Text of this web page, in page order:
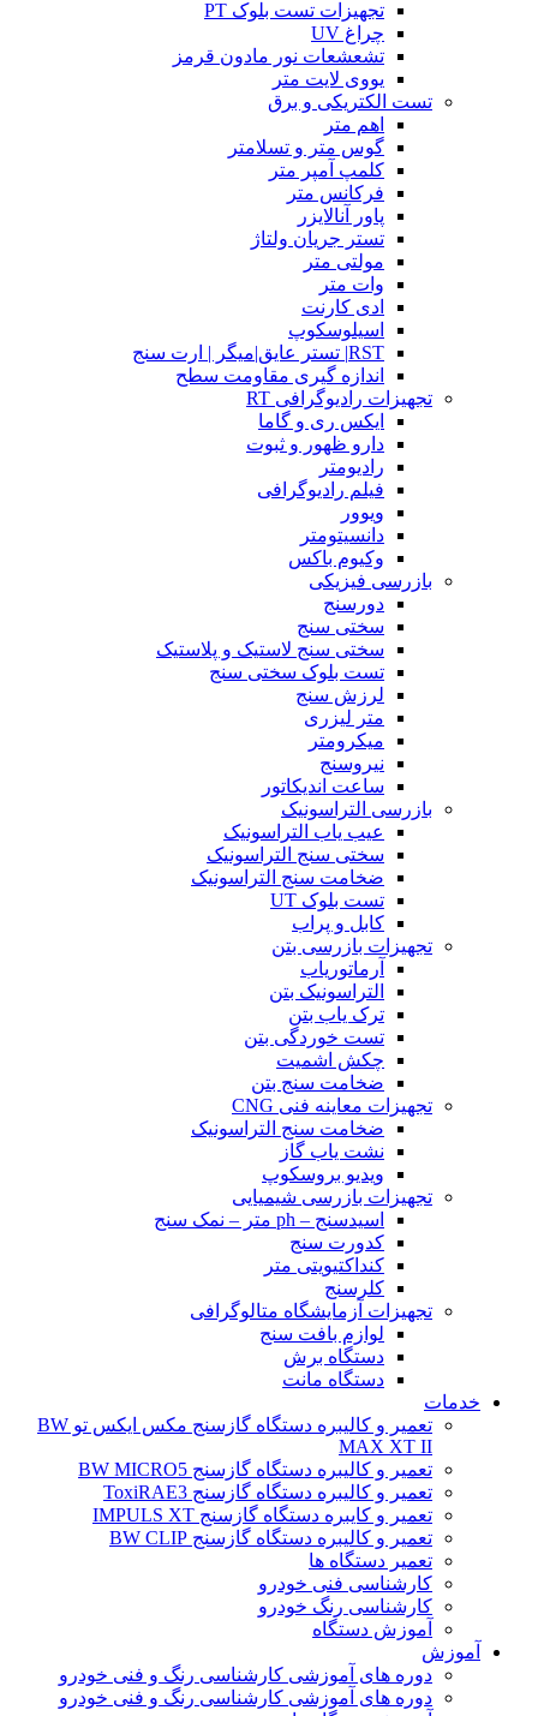
تجهیزات تست بلوک PT
چراغ UV
تشعشعات نور مادون قرمز
یووی لایت متر
تست الکتریکی و برق
اهم متر
گوس متر و تسلامتر
کلمپ آمپر متر
فرکانس متر
پاور آنالایزر
تستر جریان ولتاژ
مولتی متر
وات متر
ادی کارنت
اسیلوسکوپ
RST| تستر عایق|میگر | ارت سنج
اندازه گیری مقاومت سطح
تجهیزات رادیوگرافی RT
ایکس ری و گاما
دارو ظهور و ثبوت
رادیومتر
فیلم رادیوگرافی
ویوور
دانسیتومتر
وکیوم باکس
بازرسی فیزیکی
دورسنج
سختی سنج
سختی سنج لاستیک و پلاستیک
تست بلوک سختی سنج
لرزش سنج
متر لیزری
میکرومتر
نیروسنج
ساعت اندیکاتور
بازرسی التراسونیک
عیب یاب التراسونیک
سختی سنج التراسونیک
ضخامت سنج التراسونیک
تست بلوک UT
کابل و پراب
تجهیزات بازرسی بتن
آرماتوریاب
التراسونیک بتن
ترک یاب بتن
تست خوردگی بتن
چکش اشمیت
ضخامت سنج بتن
تجهیزات معاینه فنی CNG
ضخامت سنج التراسونیک
نشت یاب گاز
ویدیو بروسکوپ
تجهیزات بازرسی شیمیایی
اسیدسنج – ph متر – نمک سنج
کدورت سنج
کنداکتیویتی متر
کلرسنج
تجهیزات آزمایشگاه متالوگرافی
لوازم بافت سنج
دستگاه برش
دستگاه مانت
خدمات
تعمیر و کالیبره دستگاه گازسنج مکس ایکس تو BW
MAX XT II
تعمیر و کالیبره دستگاه گازسنج BW MICRO5
تعمیر و کالیبره دستگاه گازسنج ToxiRAE3
تعمیر و کایبره دستگاه گازسنج IMPULS XT
تعمیر و کالیبره دستگاه گازسنج BW CLIP
تعمیر دستگاه ها
کارشناسی فنی خودرو
کارشناسی رنگ خودرو
آموزش دستگاه
آموزش
دوره های آموزشی کارشناسی رنگ و فنی خودرو
دوره های آموزشی کارشناسی رنگ و فنی خودرو